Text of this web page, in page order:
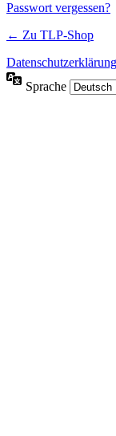
Passwort vergessen?
← Zu TLP-Shop
Datenschutzerklärung
Sprache